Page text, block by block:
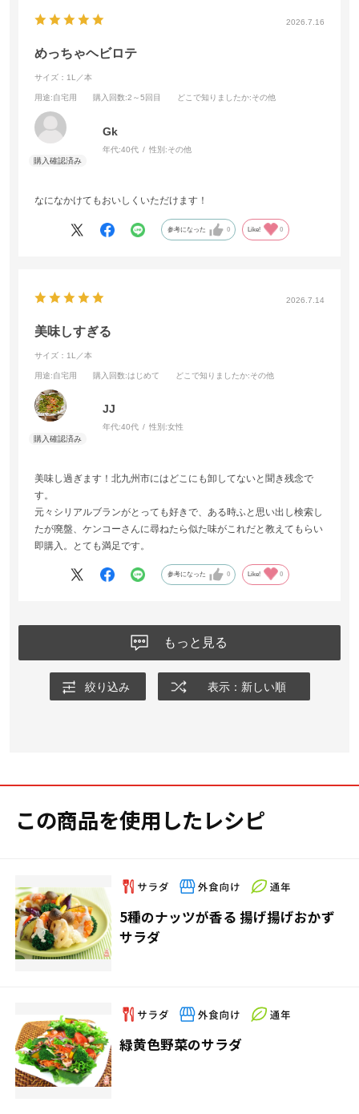
けて貰ったドレッシングは2日で完食。
一本目、生野菜やらうどんやら色々のお供に毎日食べていたらあっ
います。
小さいサイズもあると良いなと思いながらも、このドレッシングな
ら美味しいから食べ切れるし、もっと食べたい！となるからいいの
かもとまで思うようになりました。
本当に大好きなドレッシングを作って下さり、感謝しております。
2026.7.16
めっちゃヘビロテ
サイズ：1L／本
用途:自宅用 購入回数:2～5回目 どこで知りましたか:その他
Gk
年代:40代 性別:その他
なになかけてもおいしくいただけます！
参考になった 0 Like! 0
2026.7.14
美味しすぎる
サイズ：1L／本
用途:自宅用 購入回数:はじめて どこで知りましたか:その他
JJ
年代:40代 性別:女性
美味し過ぎます！北九州市にはどこにも卸してないと聞き残念で
す。
元々シリアルブランがとっても好きで、ある時ふと思い出し検索し
たが廃盤、ケンコーさんに尋ねたら似た味がこれだと教えてもらい
即購入。とても満足です。
参考になった 0 Like! 0
もっと見る
絞り込み 表示：新しい順
この商品を使用したレシピ
5種のナッツが香る 揚げ揚げおかず
サラダ
緑黄色野菜のサラダ